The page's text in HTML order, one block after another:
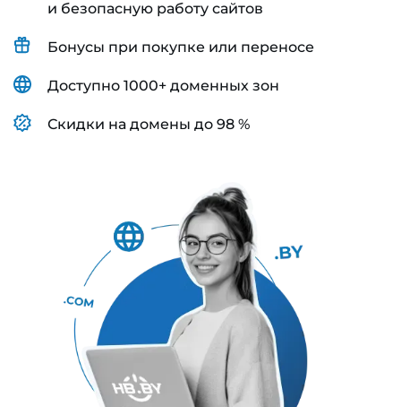
и безопасную работу сайтов
Бонусы при покупке или переносе
Доступно 1000+ доменных зон
Скидки на домены до 98 %